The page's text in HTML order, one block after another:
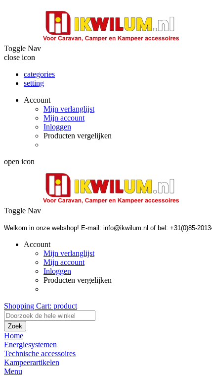
Toggle Nav
close icon
categories
setting
Account
Mijn verlanglijst
Mijn account
Inloggen
Producten vergelijken
open icon
Toggle Nav
Welkom in onze webshop! E-mail: info@ikwilum.nl of bel: +31(0)85-
Account
Mijn verlanglijst
Mijn account
Inloggen
Producten vergelijken
Shopping Cart: product
Zoek
Home
Energiesystemen
Technische accessoires
Kampeerartikelen
Menu